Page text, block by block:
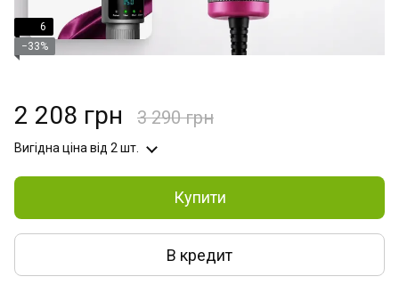
6
−33%
2 208 грн 3 290 грн
Вигідна ціна від 2 шт.
Купити
В кредит